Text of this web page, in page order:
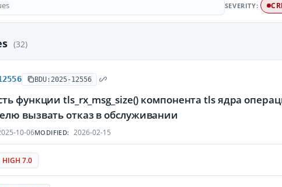
SEVERITY:
(32)
BDU:2025-12556
функции tls_rx_msg_size() компонента tls ядра
вызвать отказ в обслуживании
10-06MODIFIED: 2026-02-15
HIGH 7.0